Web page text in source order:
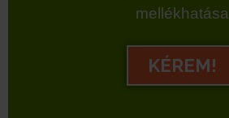
mellékhatása
KÉREM!